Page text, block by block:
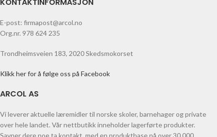
E-post: firmapost@arcol.no
Org.nr. 978 624 235
Trondheimsveien 183, 2020 Skedsmokorset
Klikk her for å følge oss på Facebook
ARCOL AS
Vi leverer aktuelle læremidler til norske skoler, barnehager og private
over hele landet. Vår nettbutikk inneholder lagerførte produkter.
Savner dere noe ta kontakt, med en produktbase på over 30.000